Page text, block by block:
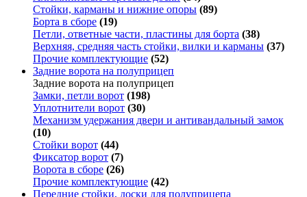
Стойки, карманы и нижние опоры (89)
Борта в сборе (19)
Петли, ответные части, пластины для борта (38)
Верхняя, средняя часть стойки, вилки и карманы (37)
Прочие комплектующие (52)
Задние ворота на полуприцеп
Задние ворота на полуприцеп
Замки, петли ворот (198)
Уплотнители ворот (30)
Механизм удержания двери и антивандальный замок
(10)
Стойки ворот (44)
Фиксатор ворот (7)
Ворота в сборе (26)
Прочие комплектующие (42)
Передние стойки, доски для полуприцепа